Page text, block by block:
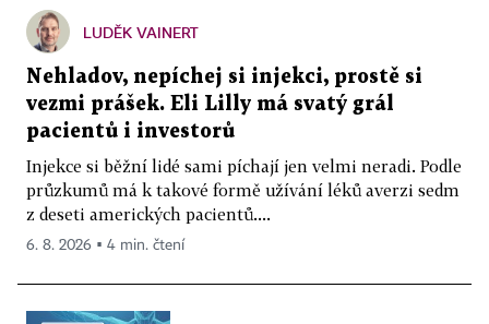
LUDĚK VAINERT
Nehladov, nepíchej si injekci, prostě si
vezmi prášek. Eli Lilly má svatý grál
pacientů i investorů
Injekce si běžní lidé sami píchají jen velmi neradi. Podle
průzkumů má k takové formě užívání léků averzi sedm
z deseti amerických pacientů....
6. 8. 2026 ▪ 4 min. čtení